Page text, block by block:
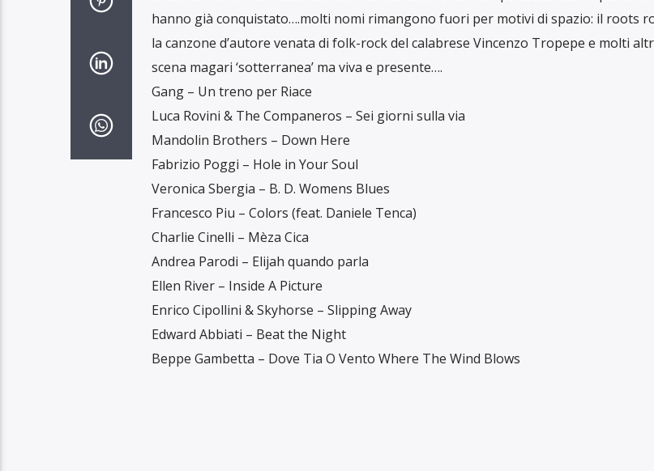
hanno già conquistato….molti nomi rimangono fuori per motivi di spazio: il roots
la canzone d’autore venata di folk-rock del calabrese Vincenzo Tropepe e molti
scena magari ‘sotterranea’ ma viva e presente….
Gang – Un treno per Riace
Luca Rovini & The Companeros – Sei giorni sulla via
Mandolin Brothers – Down Here
Fabrizio Poggi – Hole in Your Soul
Veronica Sbergia – B. D. Womens Blues
Francesco Piu – Colors (feat. Daniele Tenca)
Charlie Cinelli – Mèza Cica
Andrea Parodi – Elijah quando parla
Ellen River – Inside A Picture
Enrico Cipollini & Skyhorse – Slipping Away
Edward Abbiati – Beat the Night
Beppe Gambetta – Dove Tia O Vento Where The Wind Blows